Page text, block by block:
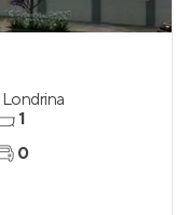
Londrina
1
0